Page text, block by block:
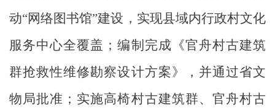
动“网络图书馆”建设，实现县域内行政村文化
服务中心全覆盖；编制完成《官舟村古建筑
群抢救性维修勘察设计方案》，并通过省文
物局批准；实施高椅村古建筑群、 官舟村古